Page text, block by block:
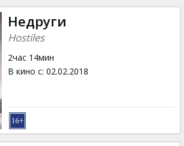
Недруги
Hostiles
2час 14мин
В кино с: 02.02.2018